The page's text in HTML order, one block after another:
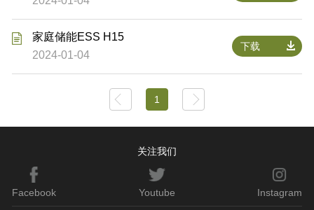
家庭储能ESS H15
2024-01-04
下载
1
下一页
关注我们
Facebook Youtube Instagram